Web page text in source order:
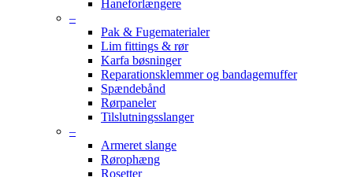
Haneforlængere
–
Pak & Fugematerialer
Lim fittings & rør
Karfa bøsninger
Reparationsklemmer og bandagemuffer
Spændebånd
Rørpaneler
Tilslutningsslanger
–
Armeret slange
Rørophæng
Rosetter